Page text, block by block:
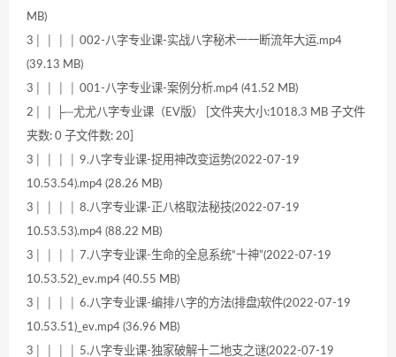
MB)
3│ │ │ │ 002-八字专业课-实战八字秘术一一断流年大运.mp4
(39.13 MB)
3│ │ │ │ 001-八字专业课-案例分析.mp4 (41.52 MB)
2│ │ ├─尤尤八字专业课（EV版） [文件夹大小:1018.3 MB 子文件
夹数: 0 子文件数: 20]
3│ │ │ │ 9.八字专业课-捉用神改变运势(2022-07-19
10.53.54).mp4 (28.26 MB)
3│ │ │ │ 8.八字专业课-正八格取法秘技(2022-07-19
10.53.53).mp4 (88.22 MB)
3│ │ │ │ 7.八字专业课-生命的全息系统“十神”(2022-07-19
10.53.52)_ev.mp4 (40.55 MB)
3│ │ │ │ 6.八字专业课-编排八字的方法(排盘)软件(2022-07-19
10.53.51)_ev.mp4 (36.96 MB)
3│ │ │ │ 5.八字专业课-独家破解十二地支之谜(2022-07-19